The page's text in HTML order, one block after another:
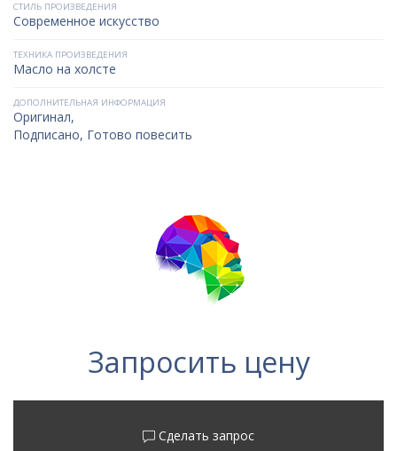
СТИЛЬ ПРОИЗВЕДЕНИЯ
Современное искусство
ТЕХНИКА ПРОИЗВЕДЕНИЯ
Масло на холсте
ДОПОЛНИТЕЛЬНАЯ ИНФОРМАЦИЯ
Оригинал,
Подписано, Готово повесить
Запросить цену
Сделать запрос